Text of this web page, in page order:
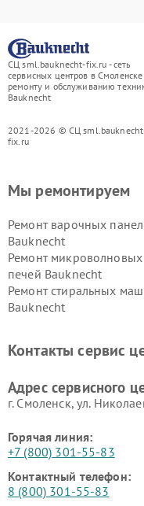
СЦ sml.bauknecht-fix.ru - сеть
сервисных центров в
ремонту и обслуживанию
Bauknecht
2021-2026 © СЦ
fix.ru
Мы ремонтируем
Ремонт варочных
Bauknecht
Ремонт микроволновых
печей Bauknecht
Ремонт стиральных
Bauknecht
Контакты сервис
Адрес сервисного
г. Смоленск, ул.
Горячая линия:
+7 (800) 301-55-83
Контактный телефон:
8 (800) 301-55-83